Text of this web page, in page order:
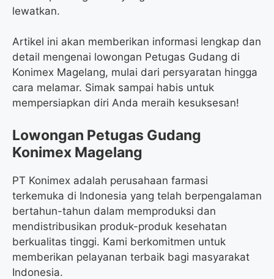
lewatkan.
Artikel ini akan memberikan informasi lengkap dan
detail mengenai lowongan Petugas Gudang di
Konimex Magelang, mulai dari persyaratan hingga
cara melamar. Simak sampai habis untuk
mempersiapkan diri Anda meraih kesuksesan!
Lowongan Petugas Gudang
Konimex Magelang
PT Konimex adalah perusahaan farmasi
terkemuka di Indonesia yang telah berpengalaman
bertahun-tahun dalam memproduksi dan
mendistribusikan produk-produk kesehatan
berkualitas tinggi. Kami berkomitmen untuk
memberikan pelayanan terbaik bagi masyarakat
Indonesia.